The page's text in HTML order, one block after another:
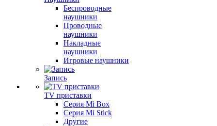
Беспроводные
наушники
Проводные
наушники
Накладные
наушники
Игровые наушники
Запись
TV приставки
Серия Mi Box
Серия Mi Stick
Другие